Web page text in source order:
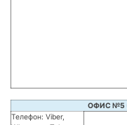
ОФИС №5
Телефон: Viber,